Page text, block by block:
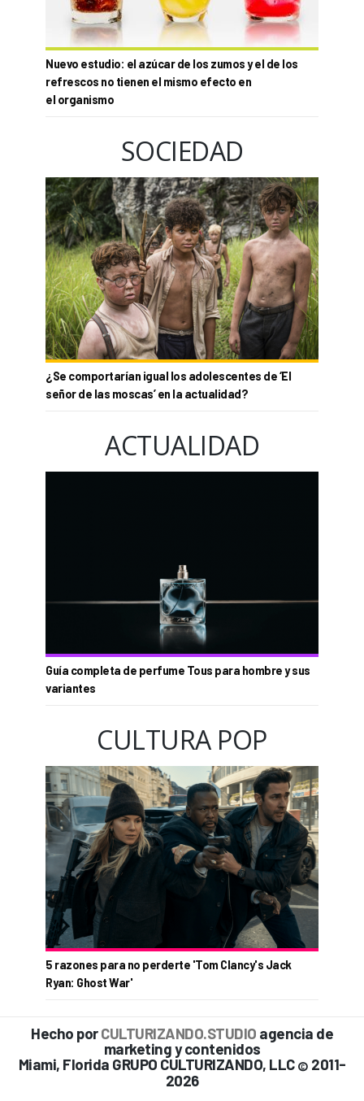
Nuevo estudio: el azúcar de los zumos y el de los
refrescos no tienen el mismo efecto en
el organismo
SOCIEDAD
¿Se comportarían igual los adolescentes de ‘El
señor de las moscas’ en la actualidad?
ACTUALIDAD
Guía completa de perfume Tous para hombre y sus
variantes
CULTURA POP
5 razones para no perderte 'Tom Clancy's Jack
Ryan: Ghost War'
Hecho porCULTURIZANDO.STUDIO agencia de
marketing y contenidos
Miami, Florida GRUPO CULTURIZANDO, LLC © 2011-
2026